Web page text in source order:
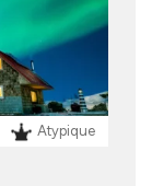
Atypique